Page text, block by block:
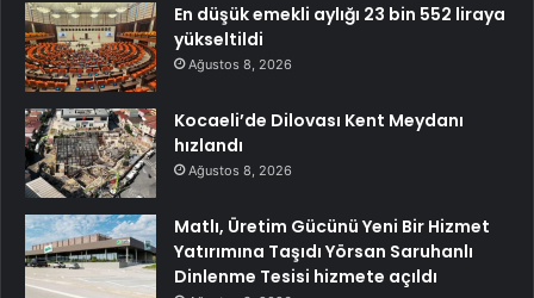
En düşük emekli aylığı 23 bin 552 liraya
yükseltildi
Ağustos 8, 2026
Kocaeli’de Dilovası Kent Meydanı
hızlandı
Ağustos 8, 2026
Matlı, Üretim Gücünü Yeni Bir Hizmet
Yatırımına Taşıdı Yörsan Saruhanlı
Dinlenme Tesisi hizmete açıldı